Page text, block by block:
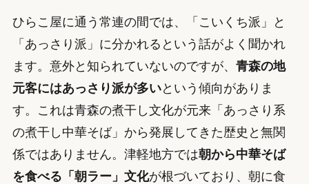
ひらこ屋に通う常連の間では、「こいくち派」と
「あっさり派」に分かれるという話がよく聞かれ
ます。意外と知られていないのですが、 青森の地
元客にはあっさり派が多いという傾向がありま
す。これは青森の煮干し文化が元来「あっさり系
の煮干し中華そば」から発展してきた歴史と無関
係ではありません。津軽地方では朝から中華そば
を食べる「朝ラー」文化が根づいており、朝に食